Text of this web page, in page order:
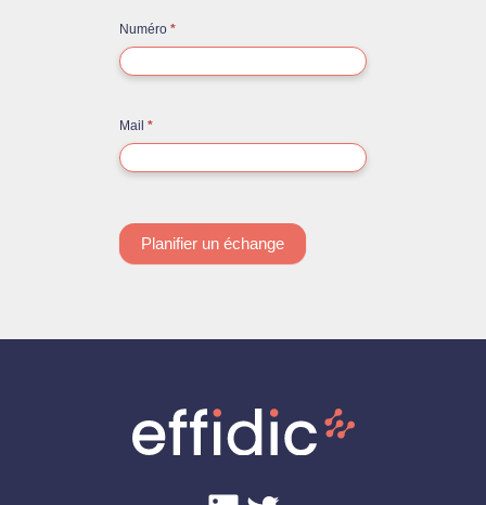
Numéro *
Mail *
Planifier un échange